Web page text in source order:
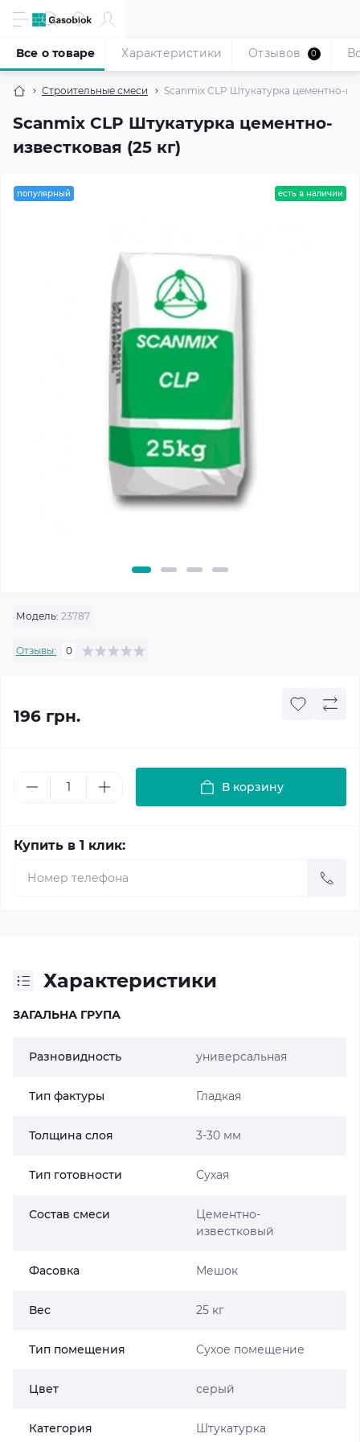
Строительные смеси Scanmix CLP Штукатурка цементно-
Scanmix CLP Штукатурка цементно-
известковая (25 кг)
Все о товаре Характеристики Отзывов 0
популярный есть в наличии
Модель: 23787
Отзывы: 0
196 грн.
В корзину
Купить в 1 клик:
Характеристики
ЗАГАЛЬНА ГРУПА
Разновидность универсальная
Тип фактуры Гладкая
Толщина слоя 3-30 мм
Тип готовности Сухая
Состав смеси
Цементно-
известковый
Фасовка Мешок
Вес 25 кг
Тип помещения Сухое помещение
Цвет серый
Категория Штукатурка